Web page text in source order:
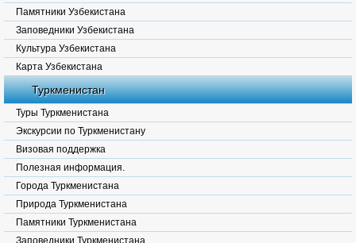
Памятники Узбекистана
Заповедники Узбекистана
Культура Узбекистана
Карта Узбекистана
Туркменистан
Туры Туркменистана
Экскурсии по Туркменистану
Визовая поддержка
Полезная информация.
Города Туркменистана
Природа Туркменистана
Памятники Туркменистана
Заповедники Туркменистана